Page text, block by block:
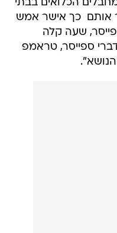
הכלואים בבתי
אותם  כך אישר אמש
שעה קלה
ספייסר, טראמפ